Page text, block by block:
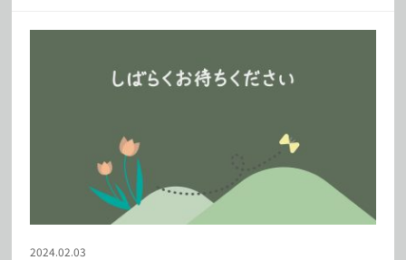
2024.02.03